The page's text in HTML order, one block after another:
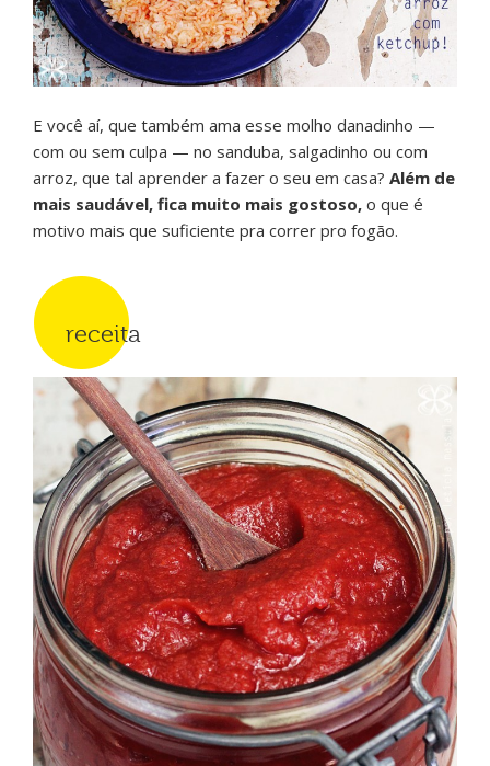
E você aí, que também ama esse molho danadinho —
com ou sem culpa — no sanduba, salgadinho ou com
arroz, que tal aprender a fazer o seu em casa? Além de
mais saudável, fica muito mais gostoso, o que é
motivo mais que suficiente pra correr pro fogão.
receita